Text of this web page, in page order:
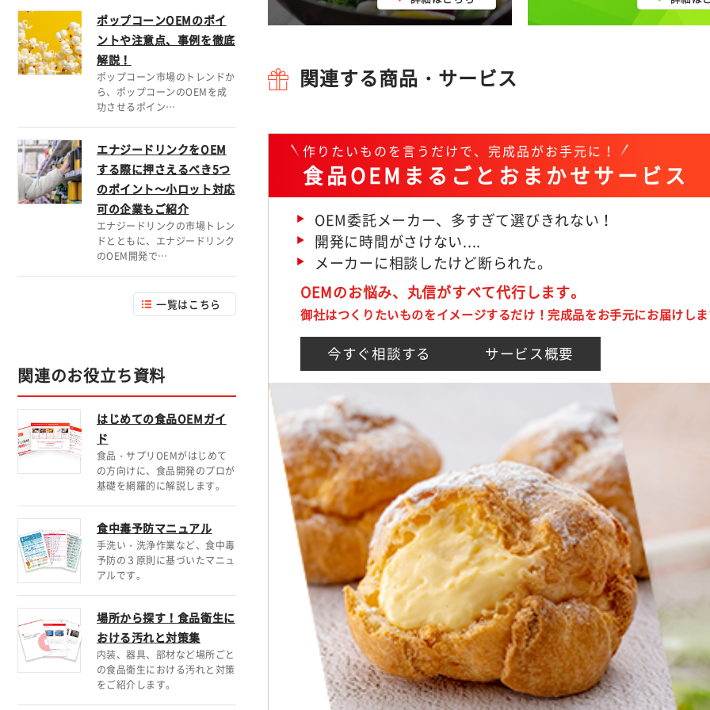
ポップコーンOEMのポイ
ントや注意点、事例を徹底
解説！
ポップコーン市場のトレンドか
ら、ポップコーンのOEMを成
功させるポイン…
エナジードリンクをOEM
する際に押さえるべき5つ
のポイント～小ロット対応
可の企業もご紹介
エナジードリンクの市場トレン
ドとともに、エナジードリンク
のOEM開発で…
一覧はこちら
関連のお役立ち資料
はじめての食品OEMガイ
ド
食品・サプリOEMがはじめて
の方向けに、食品開発のプロが
基礎を網羅的に解説します。
食中毒予防マニュアル
手洗い・洗浄作業など、食中毒
予防の３原則に基づいたマニュ
アルです。
場所から探す！食品衛生に
おける汚れと対策集
内装、器具、部材など場所ごと
の食品衛生における汚れと対策
をご紹介します。
関連する商品・サービス
作りたいものを言うだけで、完成品がお手元に！
食品OEMまるごとおまかせサービス
OEM委託メーカー、多すぎて選びきれない！
開発に時間がさけない....
メーカーに相談したけど断られた。
OEMのお悩み、丸信がすべて代行します。
御社はつくりたいものをイメージするだけ！完成品をお手元にお届けし
今すぐ相談する サービス概要